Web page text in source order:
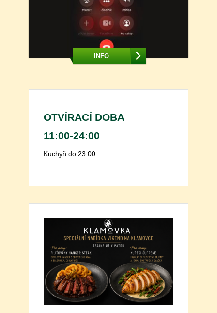
INFO
OTVÍRACÍ DOBA
11:00-24:00
Kuchyň do 23:00